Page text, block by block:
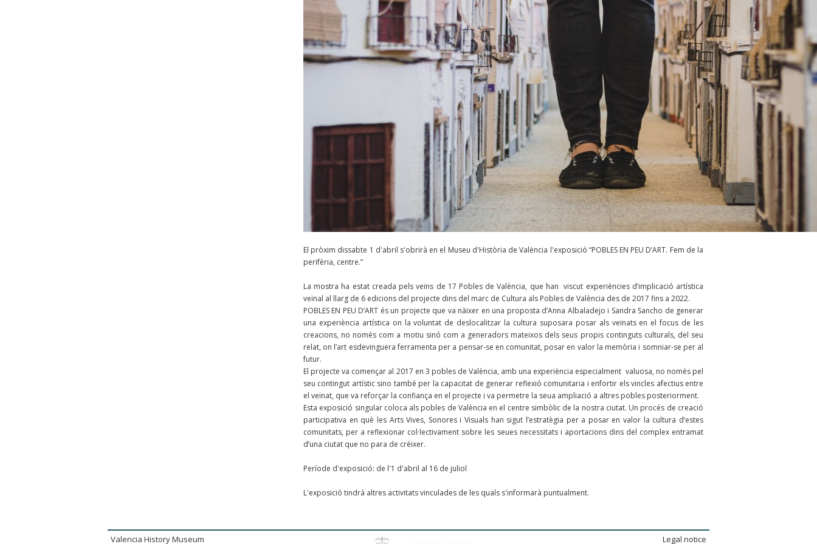
El pròxim dissabte 1 d'abril s'obrirà en el Museu d'Història de València l'exposició “POBLES EN PEU D’ART. Fem de la
perifèria, centre.”
La mostra ha estat creada pels veïns de 17 Pobles de València, que han viscut experiències d’implicació artística
veïnal al llarg de 6 edicions del projecte dins del marc de Cultura als Pobles de València des de 2017 fins a 2022.
POBLES EN PEU D’ART és un projecte que va nàixer en una proposta d’Anna Albaladejo i Sandra Sancho de generar
una experiència artística on la voluntat de deslocalitzar la cultura suposara posar als veïnats en el focus de les
creacions, no només com a motiu sinó com a generadors mateixos dels seus propis continguts culturals, del seu
relat, on l’art esdevinguera ferramenta per a pensar-se en comunitat, posar en valor la memòria i somniar-se per al
futur.
El projecte va començar al 2017 en 3 pobles de València, amb una experiència especialment valuosa, no només pel
seu contingut artístic sino també per la capacitat de generar reflexió comunitaria i enfortir els vincles afectius entre
el veïnat, que va reforçar la confiança en el projecte i va permetre la seua ampliació a altres pobles posteriorment.
Esta exposició singular coloca als pobles de València en el centre simbòlic de la nostra ciutat. Un procés de creació
participativa en què les Arts Vives, Sonores i Visuals han sigut l’estratègia per a posar en valor la cultura d’estes
comunitats, per a reflexionar col·lectivament sobre les seues necessitats i aportacions dins del complex entramat
d’una ciutat que no para de créixer.
Període d'exposició: de l'1 d'abril al 16 de juliol
L'exposició tindrà altres activitats vinculades de les quals s'informarà puntualment.
Valencia History Museum Legal notice